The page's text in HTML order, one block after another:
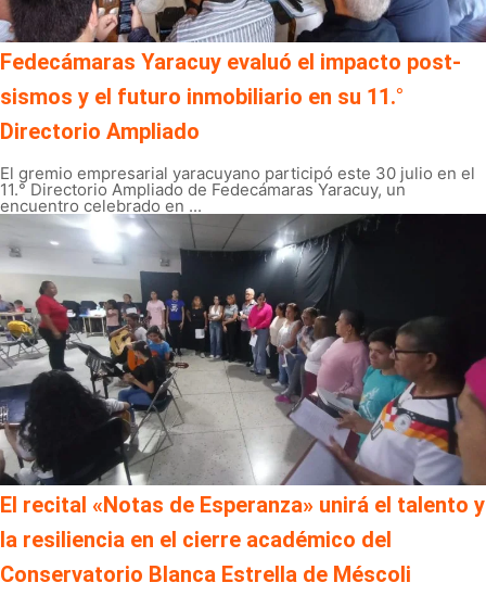
Fedecámaras Yaracuy evaluó el impacto post-
sismos y el futuro inmobiliario en su 11.°
Directorio Ampliado
El gremio empresarial yaracuyano participó este 30 julio en el
11.° Directorio Ampliado de Fedecámaras Yaracuy, un
encuentro celebrado en ...
El recital «Notas de Esperanza» unirá el talento y
la resiliencia en el cierre académico del
Conservatorio Blanca Estrella de Méscoli